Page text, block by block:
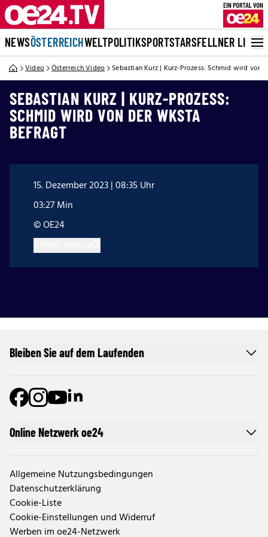
NEWSÖSTERREICHWELTPOLITIKSPORTSTARSFELLNER LIVE
Video Österreich Video Sebastian Kurz | Kurz-Prozess: Schmid wird von
SEBASTIAN KURZ | KURZ-PROZESS:
SCHMID WIRD VON DER WKSTA
BEFRAGT
15. Dezember 2023 | 08:35 Uhr
03:27 Min
© OE24
Online Netzwerk oe24
Allgemeine Nutzungsbedingungen
Datenschutzerklärung
Cookie-Liste
Cookie-Einstellungen und Widerruf
Werben im oe24-Netzwerk
Bleiben Sie auf dem Laufenden